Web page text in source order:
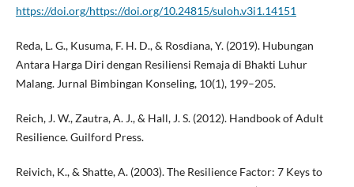
https://doi.org/https://doi.org/10.24815/suloh.v3i1.14151
Reda, L. G., Kusuma, F. H. D., & Rosdiana, Y. (2019). Hubungan
Antara Harga Diri dengan Resiliensi Remaja di Bhakti Luhur
Malang. Jurnal Bimbingan Konseling, 10(1), 199–205.
Reich, J. W., Zautra, A. J., & Hall, J. S. (2012). Handbook of Adult
Resilience. Guilford Press.
Reivich, K., & Shatte, A. (2003). The Resilience Factor: 7 Keys to